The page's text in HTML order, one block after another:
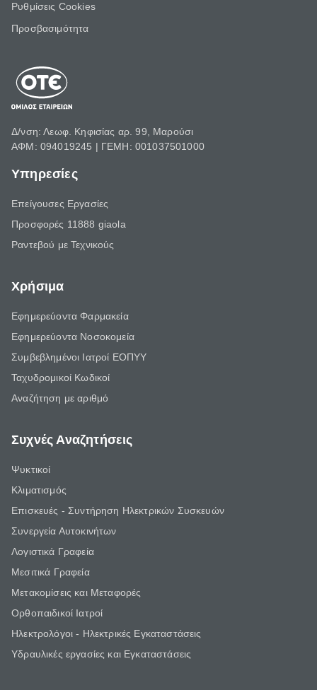
Ρυθμίσεις Cookies
Προσβασιμότητα
Δ/νση: Λεωφ. Κηφισίας αρ. 99, Μαρούσι
ΑΦΜ: 094019245 | ΓΕΜΗ: 001037501000
Υπηρεσίες
Επείγουσες Εργασίες
Προσφορές 11888 giaola
Ραντεβού με Τεχνικούς
Χρήσιμα
Εφημερεύοντα Φαρμακεία
Εφημερεύοντα Νοσοκομεία
Συμβεβλημένοι Ιατροί ΕΟΠΥΥ
Ταχυδρομικοί Κωδικοί
Αναζήτηση με αριθμό
Συχνές Αναζητήσεις
Ψυκτικοί
Κλιματισμός
Επισκευές - Συντήρηση Ηλεκτρικών Συσκευών
Συνεργεία Αυτοκινήτων
Λογιστικά Γραφεία
Μεσιτικά Γραφεία
Μετακομίσεις και Μεταφορές
Ορθοπαιδικοί Ιατροί
Ηλεκτρολόγοι - Ηλεκτρικές Εγκαταστάσεις
Υδραυλικές εργασίες και Εγκαταστάσεις